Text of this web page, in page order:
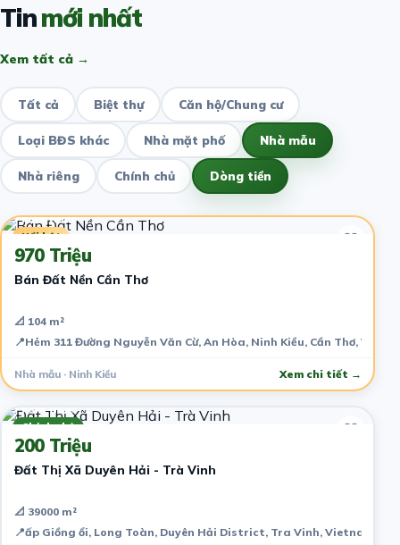
Tinmới nhất
Xem tất cả →
Tất cả Biệt thự Căn hộ/Chung cư
Loại BĐS khác Nhà mặt phố Nhà mẫu
Nhà riêng Chính chủ Dòng tiền
Nổi bật
7 năm trước
970 Triệu
Bán Đất Nền Cần Thơ
📐 104 m²
📍Hẻm 311 Đường Nguyễn Văn Cừ, An Hòa, Ninh Kiều, Cần Thơ, Việt
Nhà mẫu · Ninh Kiều Xem chi tiết →
Chính chủ
7 năm trước
200 Triệu
Đất Thị Xã Duyên Hải - Trà Vinh
📐 39000 m²
📍ấp Giồng ổi, Long Toàn, Duyên Hải District, Tra Vinh, Vietnam